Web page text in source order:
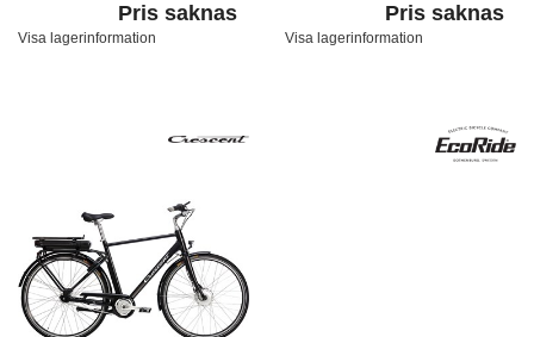
Pris saknas
Visa lagerinformation
Pris saknas
Visa lagerinformation